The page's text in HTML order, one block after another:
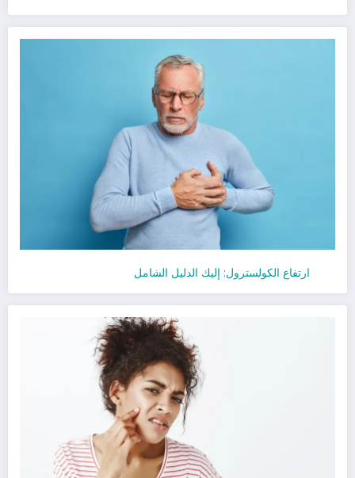
ارتفاع الكولسترول: إليك الدليل الشامل